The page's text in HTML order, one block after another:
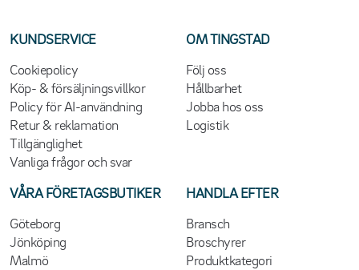
KUNDSERVICE
Cookiepolicy
Köp- & försäljningsvillkor
Policy för AI-användning
Retur & reklamation
Tillgänglighet
Vanliga frågor och svar
OM TINGSTAD
Följ oss
Hållbarhet
Jobba hos oss
Logistik
VÅRA FÖRETAGSBUTIKER
Göteborg
Jönköping
Malmö
HANDLA EFTER
Bransch
Broschyrer
Produktkategori